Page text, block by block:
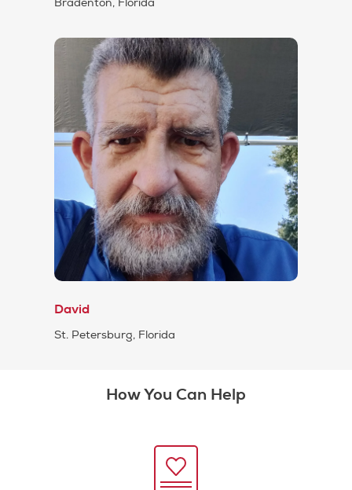
David
St. Petersburg, Florida
How You Can Help